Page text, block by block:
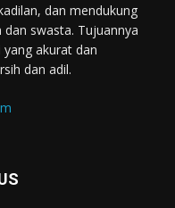
dan mendukung
swasta. Tujuannya
akurat dan
dan adil.